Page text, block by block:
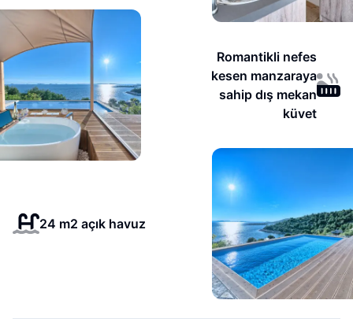
Romantikli nefes
kesen manzaraya
sahip dış mekan
küvet
24 m2 açık havuz